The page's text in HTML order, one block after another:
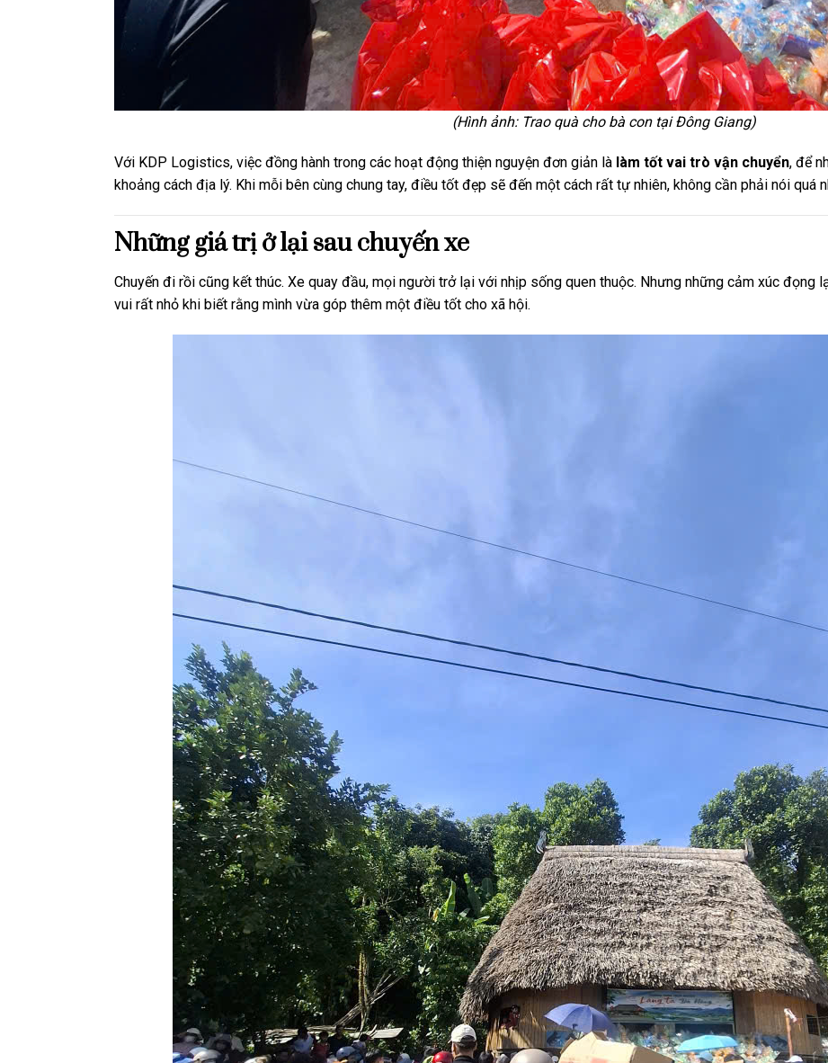
(Hình ảnh: Trao quà cho bà con tại Đông Giang)
Với KDP Logistics, việc đồng hành trong các hoạt động thiện nguyện đơn giản là làm tốt vai trò vận chuyển, để
khoảng cách địa lý. Khi mỗi bên cùng chung tay, điều tốt đẹp sẽ đến một cách rất tự nhiên, không cần phải nói quá
Những giá trị ở lại sau chuyến xe
Chuyến đi rồi cũng kết thúc. Xe quay đầu, mọi người trở lại với nhịp sống quen thuộc. Nhưng những cảm xúc đọng
vui rất nhỏ khi biết rằng mình vừa góp thêm một điều tốt cho xã hội.